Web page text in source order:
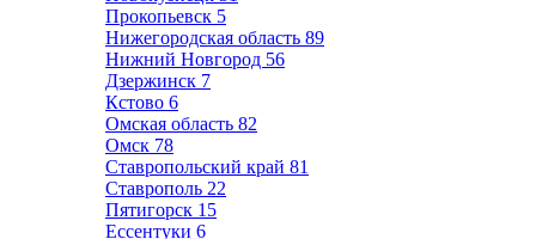
Прокопьевск 5
Нижегородская область 89
Нижний Новгород 56
Дзержинск 7
Кстово 6
Омская область 82
Омск 78
Ставропольский край 81
Ставрополь 22
Пятигорск 15
Ессентуки 6